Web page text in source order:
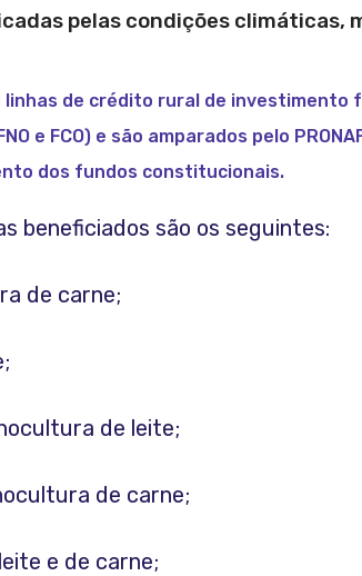
pelas condições
linhas de crédito rural de
e FCO) e são amparados pelo
dos fundos constitucionais.
beneficiados são os seguintes:
de carne;
de leite;
de carne;
e de carne;